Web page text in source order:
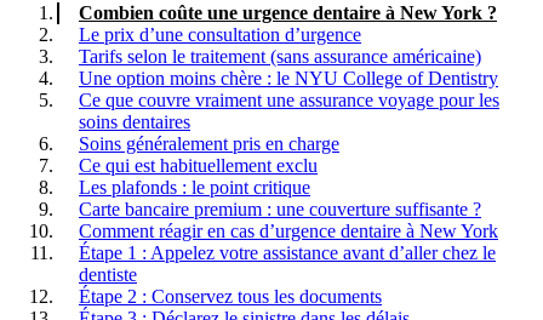
Combien coûte une urgence dentaire à New York ?
Le prix d’une consultation d’urgence
Tarifs selon le traitement (sans assurance américaine)
Une option moins chère : le NYU College of Dentistry
Ce que couvre vraiment une assurance voyage pour les
soins dentaires
Soins généralement pris en charge
Ce qui est habituellement exclu
Les plafonds : le point critique
Carte bancaire premium : une couverture suffisante ?
Comment réagir en cas d’urgence dentaire à New York
Étape 1 : Appelez votre assistance avant d’aller chez le
dentiste
Étape 2 : Conservez tous les documents